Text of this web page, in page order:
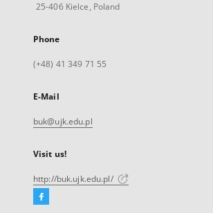
25-406 Kielce, Poland
Phone
(+48) 41 349 71 55
E-Mail
buk@ujk.edu.pl
Visit us!
http://buk.ujk.edu.pl/
Facebook